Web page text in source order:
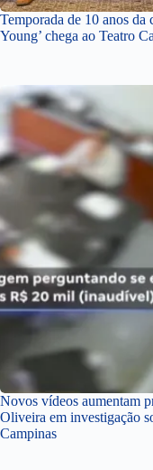
Temporada de 10 anos da
Young’ chega ao Teatro
Novos vídeos aumentam
Oliveira em investigação
Campinas